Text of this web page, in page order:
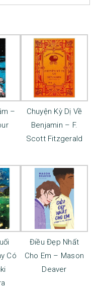
–
Chuyện Kỳ Dị Về
Benjamin – F.
Scott Fitzgerald
Có
Điều Đẹp Nhất
Cho Em – Mason
Deaver